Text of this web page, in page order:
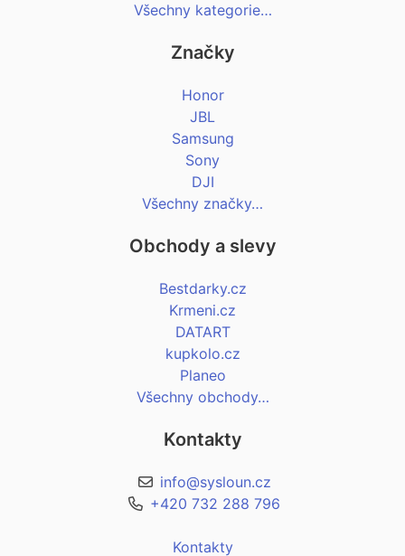
Všechny kategorie…
Značky
Honor
JBL
Samsung
Sony
DJI
Všechny značky…
Obchody a slevy
Bestdarky.cz
Krmeni.cz
DATART
kupkolo.cz
Planeo
Všechny obchody…
Kontakty
info@sysloun.cz
+420 732 288 796
Kontakty